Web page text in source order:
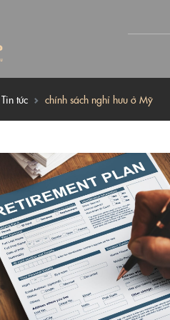
Tin tức chính sách nghỉ hưu ở Mỹ